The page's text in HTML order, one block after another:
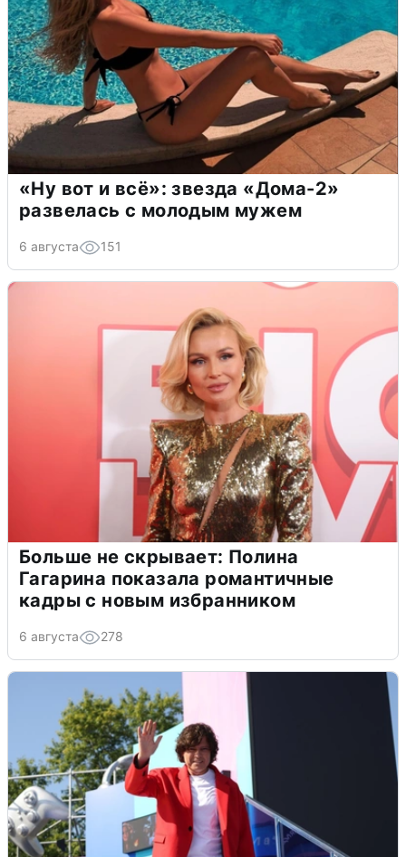
«Ну вот и всё»: звезда «Дома-2»
развелась с молодым мужем
6 августа 151
Больше не скрывает: Полина
Гагарина показала романтичные
кадры с новым избранником
6 августа 278